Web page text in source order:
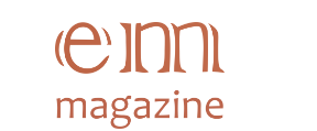
contenido